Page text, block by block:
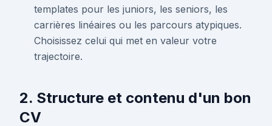
templates pour les juniors, les seniors, les
carrières linéaires ou les parcours atypiques.
Choisissez celui qui met en valeur votre
trajectoire.
2. Structure et contenu d'un bon
CV